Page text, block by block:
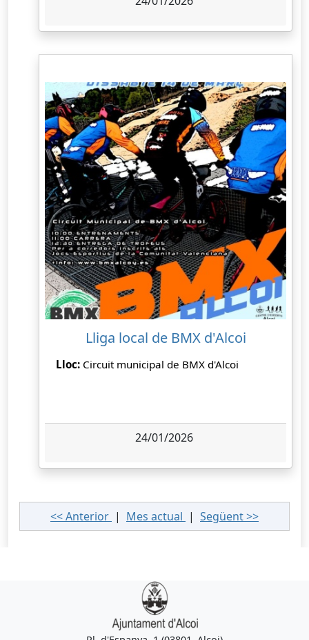
Lliga local de BMX d'Alcoi
Lloc: Circuit municipal de BMX d'Alcoi
24/01/2026
<< Anterior | Mes actual | Següent >>